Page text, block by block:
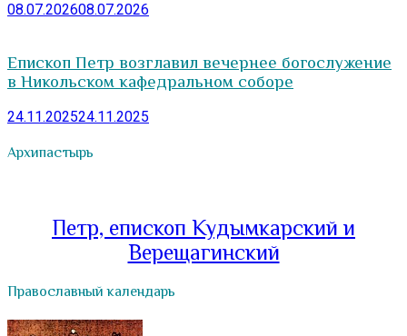
08.07.202608.07.2026
Епископ Петр возглавил вечернее богослужение
в Никольском кафедральном соборе
24.11.202524.11.2025
Архипастырь
Петр, епископ Кудымкарский и
Верещагинский
Православный календарь